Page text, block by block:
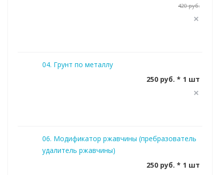
420 руб.
04. Грунт по металлу
250 руб. * 1 шт
06. Модификатор ржавчины (пребразователь
удалитель ржавчины)
250 руб. * 1 шт